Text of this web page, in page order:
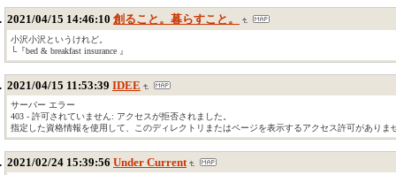
2021/04/15 14:46:10 創ること。暮らすこと。
小沢小沢というけれど。
└『bed & breakfast insurance 』
2021/04/15 11:53:39 IDEE
サーバー エラー
403 - 許可されていません: アクセスが拒否されました。
指定した資格情報を使用して、このディレクトリまたはページを表示するアクセス許可がありま
2021/02/24 15:39:56 Under Current